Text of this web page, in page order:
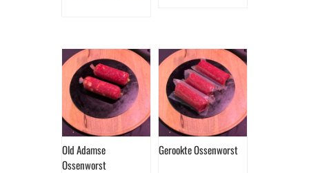
Old Adamse
Ossenworst
Gerookte Ossenworst